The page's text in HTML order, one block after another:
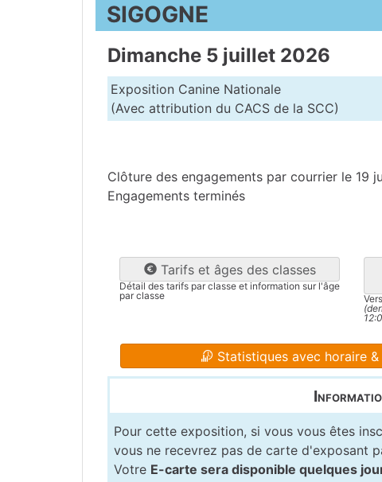
SIGOGNE
Dimanche 5 juillet 2026
Exposition Canine Nationale
(Avec attribution du CACS de la SCC)
Clôture des engagements par courrier le 19
Engagements terminés
Tarifs et âges des classes
Détail des tarifs par classe et information sur l'âge
par classe
Statistiques avec horaire
Pour cette exposition, si vous vous êtes
vous ne recevrez pas de carte d'exposant
Votre E-carte sera disponible quelques